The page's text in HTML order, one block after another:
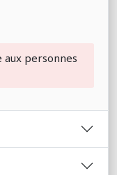
personnes